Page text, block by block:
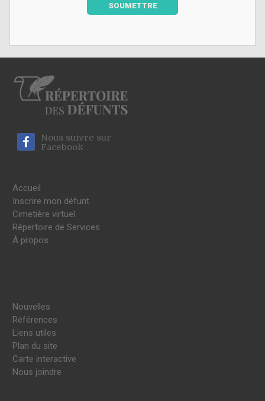
SOUMETTRE
Nous suivre sur
Facebook
Accueil
Inscrire mon défunt
Cimetière virtuel
Répertoire de Services
À propos
Nouvelles
Références
Liens utiles
Plan du site
Carte interactive
Nous joindre